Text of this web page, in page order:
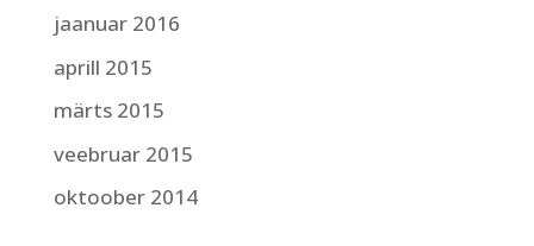
jaanuar 2016
aprill 2015
märts 2015
veebruar 2015
oktoober 2014